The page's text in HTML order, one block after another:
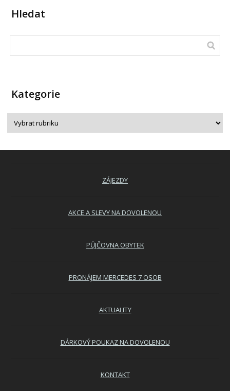
Hledat
Kategorie
ZÁJEZDY
AKCE A SLEVY NA DOVOLENOU
PŮJČOVNA OBYTEK
PRONÁJEM MERCEDES 7 OSOB
AKTUALITY
DÁRKOVÝ POUKAZ NA DOVOLENOU
KONTAKT